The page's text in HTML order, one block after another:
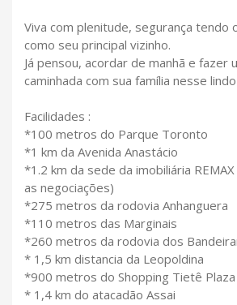
Viva com plenitude, segurança tendo
como seu principal vizinho.
Já pensou, acordar de manhã e fazer
caminhada com sua família nesse
Facilidades :
*100 metros do Parque Toronto
*1 km da Avenida Anastácio
*1.2 km da sede da imobiliária
as negociações)
*275 metros da rodovia Anhanguera
*110 metros das Marginais
*260 metros da rodovia dos
* 1,5 km distancia da Leopoldina
*900 metros do Shopping Tietê Plaza
* 1,4 km do atacadão Assai